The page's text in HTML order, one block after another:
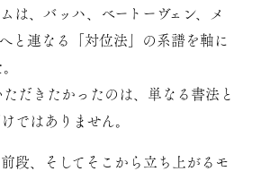
は、バッハ、ベートーヴェン、メ
と連なる「対位法」の系譜を軸に
だきたかったのは、単なる書法と
ではありません。
段、そしてそこから立ち上がるモ